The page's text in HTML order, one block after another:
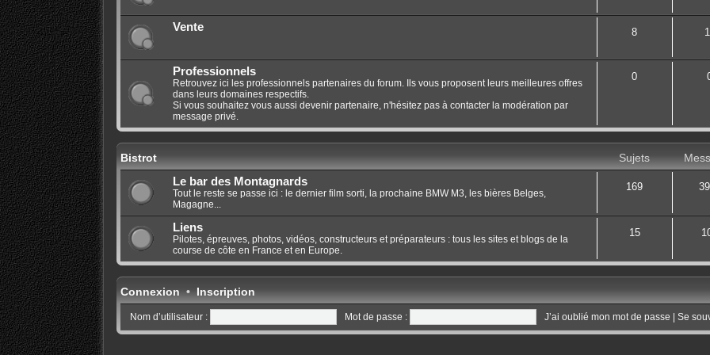
Vente 8
Professionnels
Retrouvez ici les professionnels partenaires du forum. Ils vous proposent leurs meilleures offres
dans leurs domaines respectifs.
Si vous souhaitez vous aussi devenir partenaire, n'hésitez pas à contacter la modération par
message privé.
0
Bistrot Sujets
Le bar des Montagnards
Tout le reste se passe ici : le dernier film sorti, la prochaine BMW M3, les bières Belges,
Magagne...
169
Liens
Pilotes, épreuves, photos, vidéos, constructeurs et préparateurs : tous les sites et blogs de la
course de côte en France et en Europe.
15
Connexion•Inscription
Nom d’utilisateur : Mot de passe : J’ai oublié mon mot de passe | Se